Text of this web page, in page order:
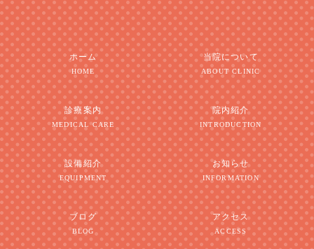
ホーム
HOME
当院について
ABOUT CLINIC
診療案内
MEDICAL CARE
院内紹介
INTRODUCTION
設備紹介
EQUIPMENT
お知らせ
INFORMATION
ブログ
BLOG
アクセス
ACCESS